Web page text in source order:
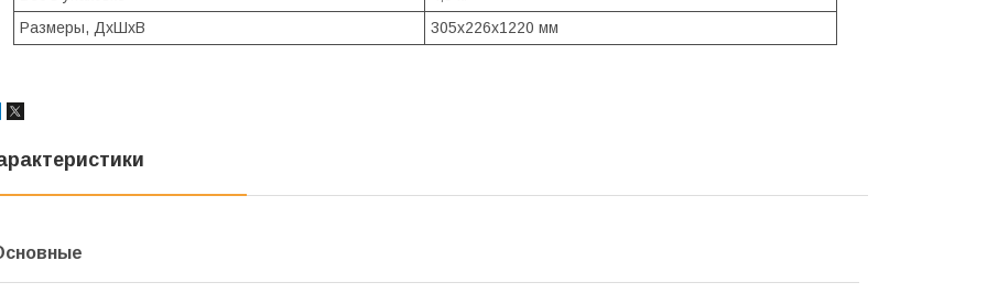
Размеры, ДхШхВ
305х226х1220 мм